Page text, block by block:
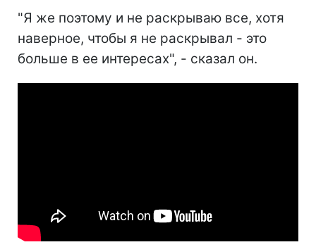
"Я же поэтому и не раскрываю все, хотя
наверное, чтобы я не раскрывал - это
больше в ее интересах", - сказал он.